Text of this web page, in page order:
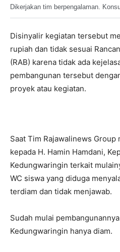
Dikerjakan tim berpengalaman.
Disinyalir kegiatan tersebut
rupiah dan tidak sesuai
(RAB) karena tidak ada
pembangunan tersebut
proyek atau kegiatan.
Saat Tim Rajawalinews
kepada H. Hamin Hamdani,
Kedungwaringin terkait
WC siswa yang diduga
terdiam dan tidak menjawab.
Sudah mulai
Kedungwaringin hanya diam.